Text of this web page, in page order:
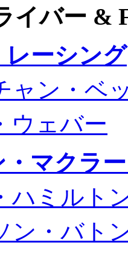
イバー &
レーシング
ャン・ベ
ウェバー
マクラ
ハミルト
ン・バト